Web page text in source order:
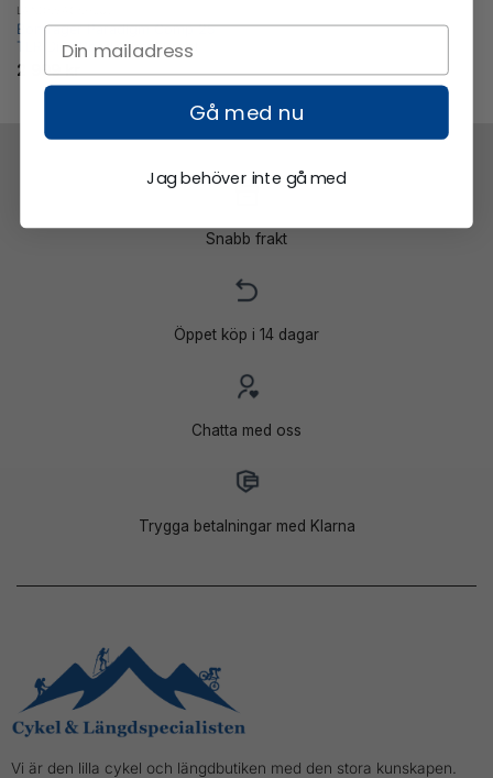
LANDSVÄGSHJUL
Bontrager Paradigm Comp 25
TLR Disc Road Wheel Front
2 999kr
Snabb frakt
Öppet köp i 14 dagar
Chatta med oss
Trygga betalningar med Klarna
Vi är den lilla cykel och längdbutiken med den stora kunskapen.
Gå med nu
Jag behöver inte gå med